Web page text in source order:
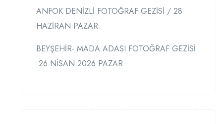
ANFOK DENİZLİ FOTOĞRAF GEZİSİ / 28
HAZİRAN PAZAR
BEYŞEHİR- MADA ADASI FOTOĞRAF GEZİSİ
26 NİSAN 2026 PAZAR